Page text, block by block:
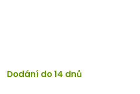
Dodání do 14 dnů